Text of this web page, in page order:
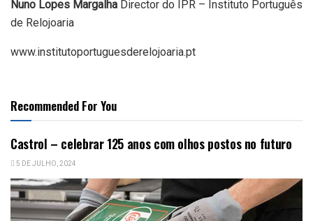
Nuno Lopes Margalha Director do IPR – Instituto Português
de Relojoaria
www.institutoportuguesderelojoaria.pt
Recommended For You
Castrol – celebrar 125 anos com olhos postos no futuro
5 DE JULHO, 2024